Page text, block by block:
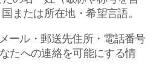
または所在地・希望言語。
メール・郵送先住所・電話番号
たへの連絡を可能にする情